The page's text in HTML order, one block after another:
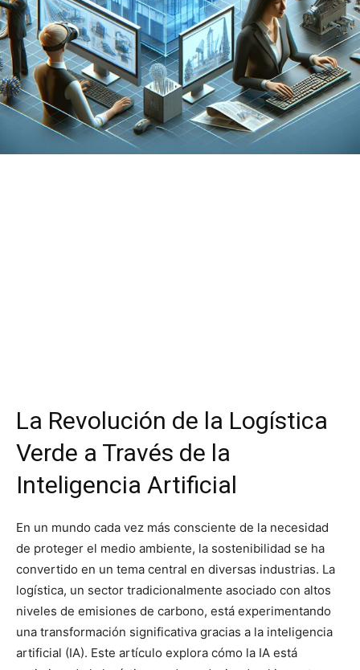
La Revolución de la Logística
Verde a Través de la
Inteligencia Artificial
En un mundo cada vez más consciente de la necesidad
de proteger el medio ambiente, la sostenibilidad se ha
convertido en un tema central en diversas industrias. La
logística, un sector tradicionalmente asociado con altos
niveles de emisiones de carbono, está experimentando
una transformación significativa gracias a la inteligencia
artificial (IA). Este artículo explora cómo la IA está